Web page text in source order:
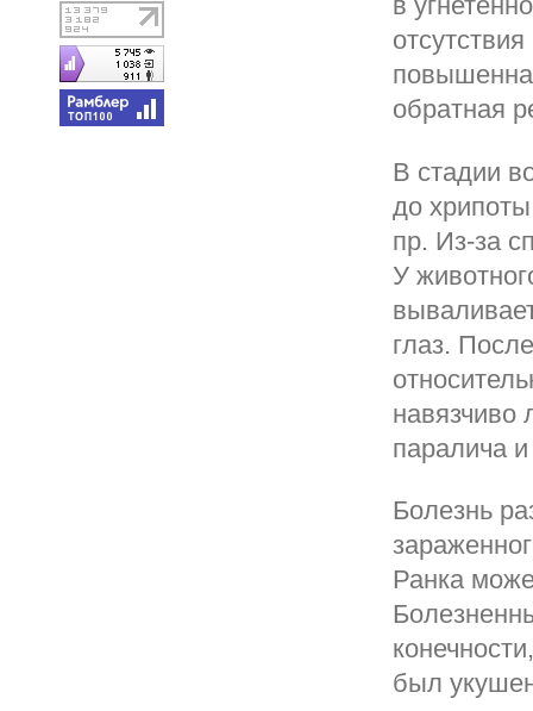
обратная
В стадии
до
пр. Из-за
У
глаз.
навязчиво
паралича
Болезнь
Ранка
был